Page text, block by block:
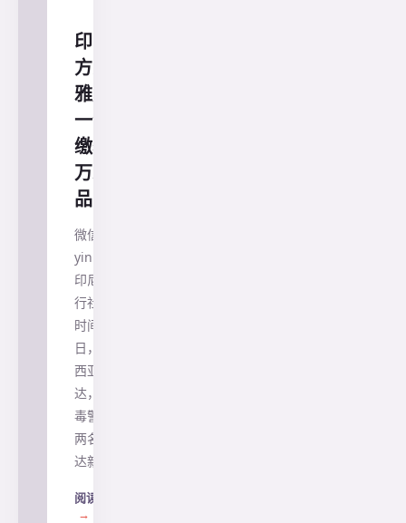
印尼警
方突袭
雅加达
一仓库
缴获百
万颗毒
品
微信客服：
yinnijipiao
印尼兰花旅
行社 当地
时间8月1
日，印度尼
西亚雅加
达，印尼缉
毒警察押送
两名毒贩抵
达新闻发…
阅读全文
→